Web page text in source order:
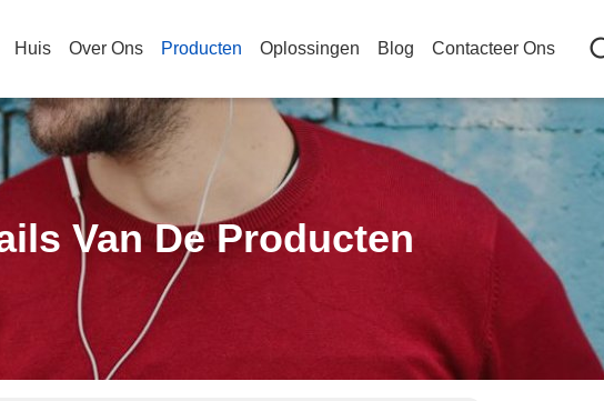
Huis Over Ons Producten Oplossingen Blog Contacteer Ons
Van De Producten